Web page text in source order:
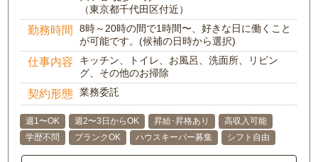
（東京都千代田区付近）
勤務時間
8時～20時の間で1時間〜、好きな日に働くこと
が可能です。(候補の日時から選択)
仕事内容
キッチン、トイレ、お風呂、洗面所、リビン
グ、その他のお掃除
契約形態 業務委託
週1〜OK 週2〜3日からOK 昇給･昇格あり
高収入可能
学歴不問
ブランクOK ハウスキーパー募集 シフト自由